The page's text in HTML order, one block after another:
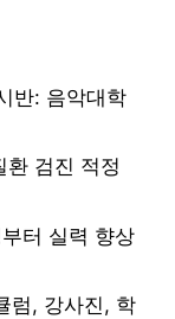
반: 음악대학
환 검진 적정
터 실력 향상
럼, 강사진, 학